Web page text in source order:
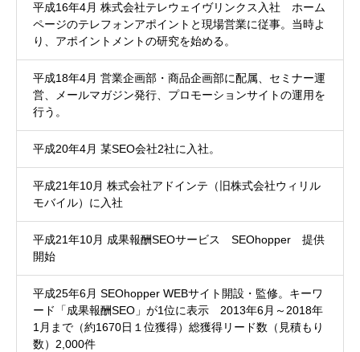
平成16年4月 株式会社テレウェイヴリンクス入社 ホーム
ページのテレフォンアポイントと現場営業に従事。当時よ
り、アポイントメントの研究を始める。
平成18年4月 営業企画部・商品企画部に配属、セミナー運
営、メールマガジン発行、プロモーションサイトの運用を
行う。
平成20年4月 某SEO会社2社に入社。
平成21年10月 株式会社アドインテ（旧株式会社ウィリル
モバイル）に入社
平成21年10月 成果報酬SEOサービス SEOhopper 提供
開始
平成25年6月 SEOhopper WEBサイト開設・監修。キーワ
ード「成果報酬SEO」が1位に表示 2013年6月～2018年
1月まで（約1670日１位獲得）総獲得リード数（見積もり
数）2,000件